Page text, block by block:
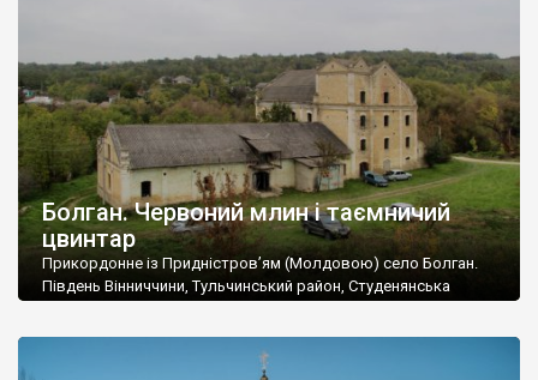
Болган. Червоний млин і таємничий
цвинтар
Прикордонне із Придністров’ям (Молдовою) село Болган.
Південь Вінниччини, Тульчинський район, Студенянська
старовинний цвинтар із кам’яними хрестами. Всі епітафії, які